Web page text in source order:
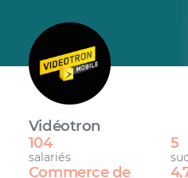
Vidéotron
104
salariés
5
Commerce de